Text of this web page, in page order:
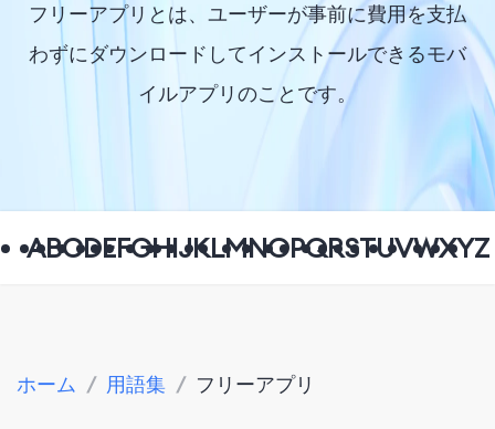
フリーアプリとは、ユーザーが事前に費用を支払
わずにダウンロードしてインストールできるモバ
イルアプリのことです。
ABCDEFGHIJKLMNOPQRSTUVWXYZ
ホーム / 用語集 / フリーアプリ